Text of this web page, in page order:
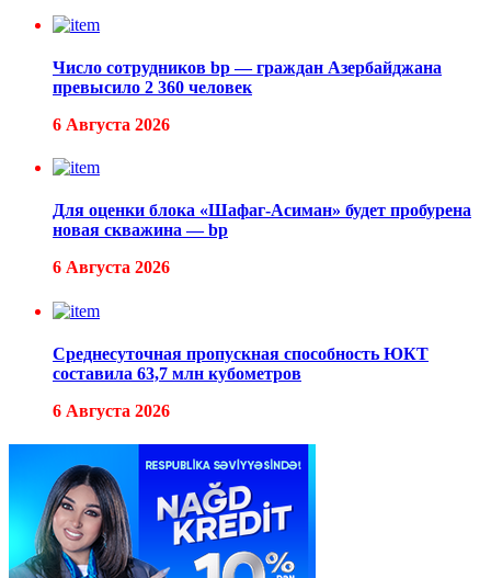
Число сотрудников bp — граждан Азербайджана
превысило 2 360 человек
6 Августа 2026
Для оценки блока «Шафаг-Асиман» будет пробурена
новая скважина — bp
6 Августа 2026
Среднесуточная пропускная способность ЮКТ
составила 63,7 млн кубометров
6 Августа 2026